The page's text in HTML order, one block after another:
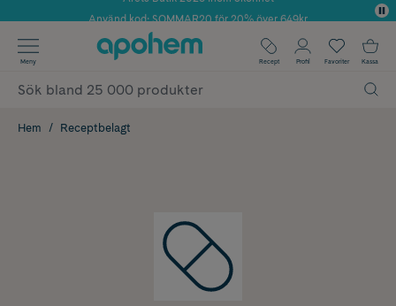
Använd kod: SOMMAR20 för 20% över 649kr
✓ Fri frakt
✓ Poäng på alla köp*
Meny Recept Profil Favoriter Kassa
Hem Receptbelagt